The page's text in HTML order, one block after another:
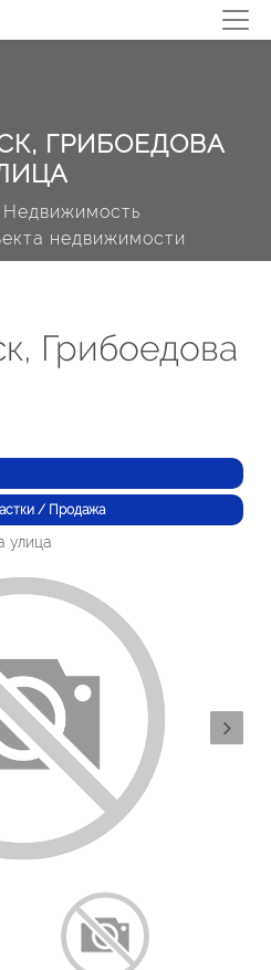
ГРИБОЕДОВА
Недвижимость
недвижимости
Грибоедова
/ Продажа
улица